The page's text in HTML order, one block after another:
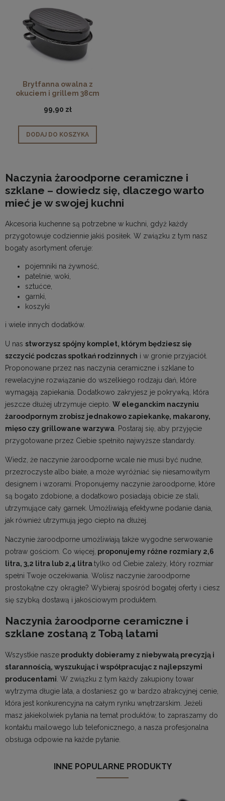
Brytfanna owalna z
okuciem i grillem 38cm
99,90 zł
DODAJ DO KOSZYKA
Naczynia żaroodporne ceramiczne i
szklane – dowiedz się, dlaczego warto
mieć je w swojej kuchni
Akcesoria kuchenne są potrzebne w kuchni, gdyż każdy
przygotowuje codziennie jakiś posiłek. W związku z tym nasz
bogaty asortyment oferuje:
pojemniki na żywność
patelnie, woki
sztućce,
garnki,
koszyki
i wiele innych dodatków.
U nas stworzysz spójny komplet, którym będziesz się
szczycić podczas spotkań rodzinnych i w gronie przyjaciół.
Proponowane przez nas naczynia ceramiczne i szklane to
rewelacyjne rozwiązanie do wszelkiego rodzaju dań, które
wymagają zapiekania. Dodatkowo zakryjesz je pokrywką, która
jeszcze dłużej utrzymuje ciepło. W eleganckim naczyniu
żaroodpornym zrobisz jednakowo zapiekankę, makarony,
mięso czy grillowane warzywa . Postaraj się, aby przyjęcie
przygotowane przez Ciebie spełniło najwyższe standardy.
Wiedz, że naczynie żaroodporne wcale nie musi być nudne,
przezroczyste albo białe, a może wyróżniać się niesamowitym
designem i wzorami. Proponujemy naczynie żaroodporne, które
są bogato zdobione, a dodatkowo posiadają obicie ze stali,
utrzymujące cały garnek. Umożliwiają efektywne podanie dania,
jak również utrzymują jego ciepło na dłużej.
Naczynie żaroodporne umożliwiają także wygodne serwowanie
potraw gościom. Co więcej, proponujemy różne rozmiary 2,6
litra, 3,2 litra lub 2,4 litratylko od Ciebie zależy, który rozmiar
spełni Twoje oczekiwania. Wolisz naczynie żaroodporne
prostokątne czy okrągłe? Wybieraj spośród bogatej oferty i ciesz
się szybką dostawą i jakościowym produktem.
Naczynia żaroodporne ceramiczne i
szklane zostaną z Tobą latami
Wszystkie nasze produkty dobieramy z niebywałą precyzją i
starannością, wyszukując i współpracując z najlepszymi
producentami . W związku z tym każdy zakupiony towar
wytrzyma długie lata, a dostaniesz go w bardzo atrakcyjnej cenie,
która jest konkurencyjna na całym rynku wnętrzarskim. Jeżeli
masz jakiekolwiek pytania na temat produktów, to zapraszamy do
kontaktu mailowego lub telefonicznego, a nasza profesjonalna
obsługa odpowie na każde pytanie.
INNE POPULARNE PRODUKTY